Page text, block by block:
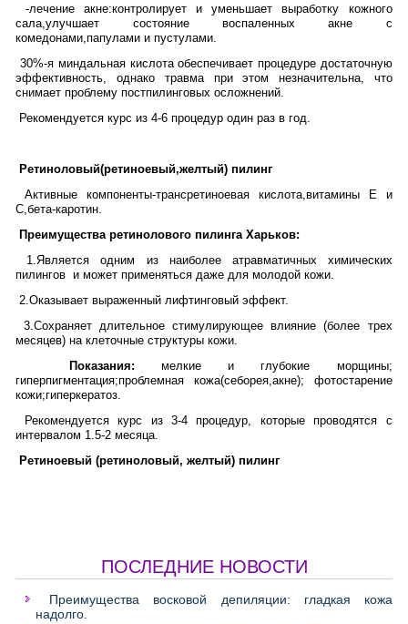
-лечение акне:контролирует и уменьшает выработку кожного
сала,улучшает состояние воспаленных акне с
комедонами,папулами и пустулами.
30%-я миндальная кислота обеспечивает процедуре достаточную
эффективность, однако травма при этом незначительна, что
снимает проблему постпилинговых осложнений.
Рекомендуется курс из 4-6 процедур один раз в год.
Ретиноловый(ретиноевый,желтый) пилинг
Активные компоненты-трансретиноевая кислота,витамины Е и
С,бета-каротин.
Преимущества ретинолового пилинга Харьков:
1.Является одним из наиболее атравматичных химических
пилингов и может применяться даже для молодой кожи.
2.Оказывает выраженный лифтинговый эффект.
3.Сохраняет длительное стимулирующее влияние (более трех
месяцев) на клеточные структуры кожи.
Показания:мелкие и глубокие морщины;
гиперпигментация;проблемная кожа(себорея,акне); фотостарение
кожи;гиперкератоз.
Рекомендуется курс из 3-4 процедур, которые проводятся с
интервалом 1.5-2 месяца.
Ретиноевый (ретиноловый, желтый) пилинг
ПОСЛЕДНИЕ НОВОСТИ
Преимущества восковой депиляции: гладкая кожа
надолго.